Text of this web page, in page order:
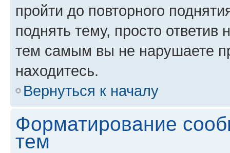
пройти до повторного
поднять тему, просто ответив
тем самым вы не нарушаете
находитесь.
Вернуться к началу
Форматирование
тем